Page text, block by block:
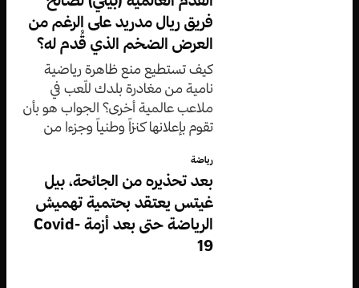
فريق ريال مدريد على الرغم من
العرض الضخم الذي قُدم له؟
كيف تستطيع منع ظاهرة رياضية
نامية من مغادرة بلدك للّعب في
ملاعب عالمية أخرى؟ الجواب هو بأن
تقوم بإعلانها كنزاً وطنياً وجزءا من
رياضة
بعد تحذيره من الجائحة، بيل
غيتس يعتقد بحتمية تهميش
الرياضة حتى بعد أزمة Covid-
19